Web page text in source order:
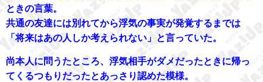
ときの言葉。
共通の友達には別れてから浮気の事実が発覚するまでは
「将来はあの人しか考えられない」と言っていた。
尚本人に問うたところ、浮気相手がダメだったときに帰っ
てくるつもりだったとあっさり認めた模様。